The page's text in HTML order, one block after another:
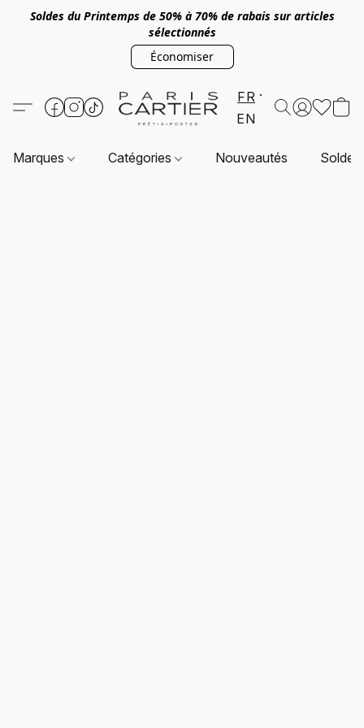
Soldes du Printemps de 50% à 70% de rabais sur articles
sélectionnés
Économiser
FR
EN
Marques Catégories Nouveautés Soldes